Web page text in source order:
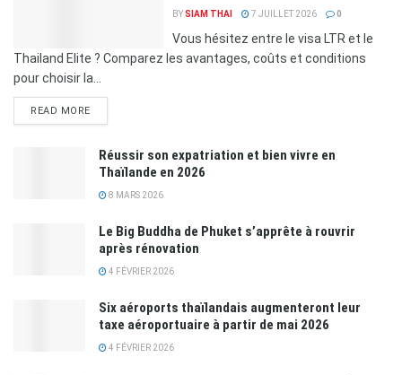
BYSIAM THAI 7 JUILLET 2026 0
Vous hésitez entre le visa LTR et le
Thailand Elite ? Comparez les avantages, coûts et conditions
pour choisir la...
READ MORE
Réussir son expatriation et bien vivre en
Thaïlande en 2026
8 MARS 2026
Le Big Buddha de Phuket s’apprête à rouvrir
après rénovation
4 FÉVRIER 2026
Six aéroports thaïlandais augmenteront leur
taxe aéroportuaire à partir de mai 2026
4 FÉVRIER 2026